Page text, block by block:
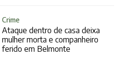
Crime
Ataque dentro de casa deixa
mulher morta e companheiro
ferido em Belmonte